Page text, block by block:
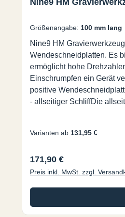
Nine9 HM
Größenangabe: 100 mm lang
Nine9 HM
Wendeschneidplatten. Es
ermöglicht hohe
Einschrumpfen ein Gerät
positive
- allseitiger SchliffDie
Nachschleifen notwendig.
Varianten ab 131,95 €
Regulärer Preis:
171,90 €
Preis inkl. MwSt. zzgl.